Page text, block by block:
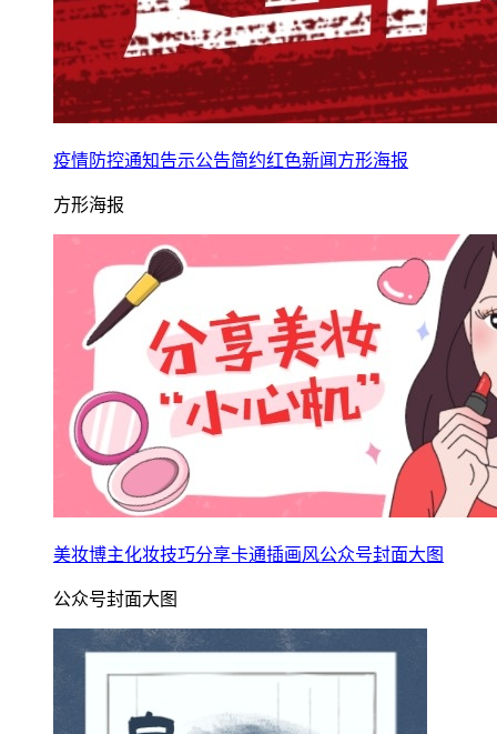
疫情防控通知告示公告简约红色新闻方形海报
方形海报
美妆博主化妆技巧分享卡通插画风公众号封面大图
公众号封面大图